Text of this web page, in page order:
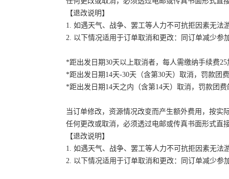
【退改说明】
1. 如遇天气、战争、罢工等人力不可抗拒因素无
2. 以下情况适用于订单取消和更改：同订单减少
*距出发日期30天以上取消者，每人需缴纳手续费
*距出发日期14天-30天（含第30天）取消，罚款团
*距出发日期14天之内（含第14天）取消，罚款团费
当订单修改，资源情况改变而产生额外费用，按实
任何更改或取消，必须透过电邮或传真书面形式直
【退改说明】
1. 如遇天气、战争、罢工等人力不可抗拒因素无
2. 以下情况适用于订单取消和更改：同订单减少